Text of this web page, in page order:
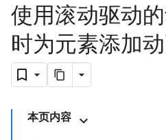
使用滚动驱动
时为元素添加
本页内容